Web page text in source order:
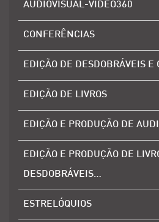
AUDIOVISUAL-VIDEO360
CONFERÊNCIAS
EDIÇÃO DE DESDOBRÁVEIS E
EDIÇÃO DE LIVROS
EDIÇÃO E PRODUÇÃO DE
EDIÇÃO E PRODUÇÃO DE
DESDOBRÁVEIS…
ESTRELÓQUIOS